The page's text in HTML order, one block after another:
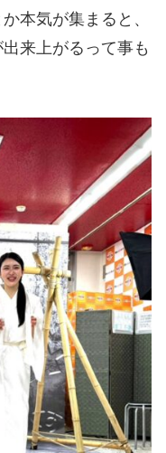
本気が集まると、
来上がるって事も